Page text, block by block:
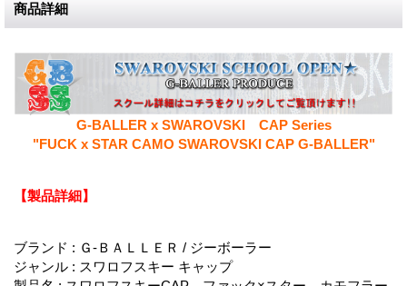
商品詳細
G-BALLER x SWAROVSKI CAP Series
"FUCK x STAR CAMO SWAROVSKI CAP G-BALLER"
【製品詳細】
ブランド : Ｇ-ＢＡＬＬＥＲ / ジーボーラー
ジャンル : スワロフスキー キャップ